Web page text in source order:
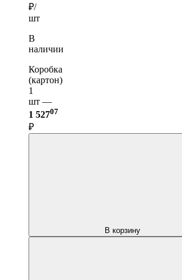
₽/
шт
В
наличии
Коробка
(картон)
1
шт —
1 52707
₽
В корзину